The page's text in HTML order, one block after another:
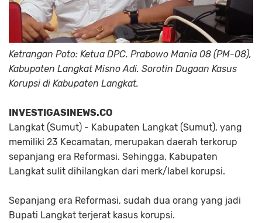
Ketrangan Poto: Ketua DPC. Prabowo Mania 08 (PM-08),
Kabupaten Langkat Misno Adi. Sorotin Dugaan Kasus
Korupsi di Kabupaten Langkat.
INVESTIGASINEWS.CO
Langkat (Sumut) - Kabupaten Langkat (Sumut), yang
memiliki 23 Kecamatan, merupakan daerah terkorup
sepanjang era Reformasi. Sehingga, Kabupaten
Langkat sulit dihilangkan dari merk/label korupsi.
Sepanjang era Reformasi, sudah dua orang yang jadi
Bupati Langkat terjerat kasus korupsi.